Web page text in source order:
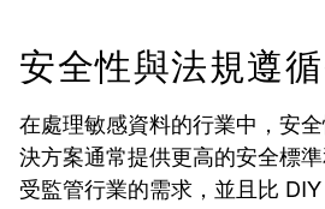
安全性與法規遵
在處理敏感資料的行業中，安
決方案通常提供更高的安全標
受監管行業的需求，並且比